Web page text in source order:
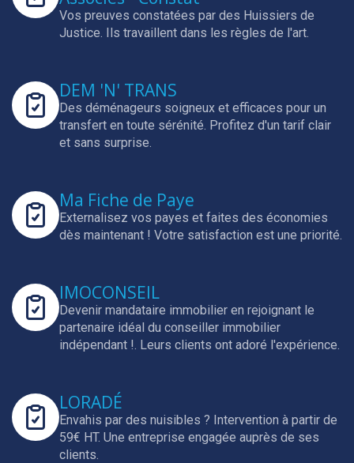
Vos preuves constatées par des Huissiers de
Justice. Ils travaillent dans les règles de l'art.
DEM 'N' TRANS
Des déménageurs soigneux et efficaces pour un
transfert en toute sérénité. Profitez d'un tarif clair
et sans surprise.
Ma Fiche de Paye
Externalisez vos payes et faites des économies
dès maintenant ! Votre satisfaction est une priorité.
IMOCONSEIL
Devenir mandataire immobilier en rejoignant le
partenaire idéal du conseiller immobilier
indépendant !. Leurs clients ont adoré l'expérience.
LORADÉ
Envahis par des nuisibles ? Intervention à partir de
59€ HT. Une entreprise engagée auprès de ses
clients.